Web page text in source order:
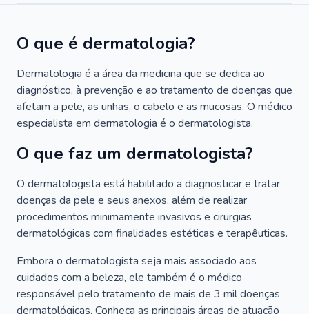
O que é dermatologia?
Dermatologia é a área da medicina que se dedica ao
diagnóstico, à prevenção e ao tratamento de doenças que
afetam a pele, as unhas, o cabelo e as mucosas. O médico
especialista em dermatologia é o dermatologista.
O que faz um dermatologista?
O dermatologista está habilitado a diagnosticar e tratar
doenças da pele e seus anexos, além de realizar
procedimentos minimamente invasivos e cirurgias
dermatológicas com finalidades estéticas e terapêuticas.
Embora o dermatologista seja mais associado aos
cuidados com a beleza, ele também é o médico
responsável pelo tratamento de mais de 3 mil doenças
dermatológicas. Conheça as principais áreas de atuação